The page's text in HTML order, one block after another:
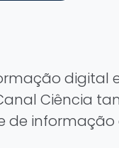
digital
Ciência
de informação